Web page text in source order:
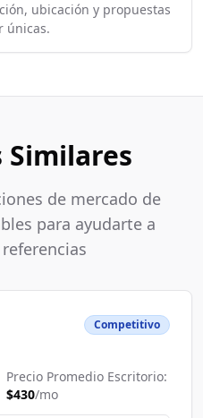
ubicación y propuestas
únicas.
Similares
de mercado de
para ayudarte a
Competitivo
Precio Promedio Escritorio:
$430/mo